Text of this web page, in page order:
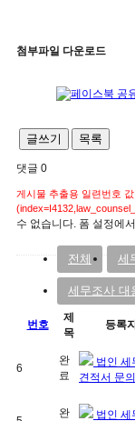
첨부파일 다운로드
글쓰기 목록
댓글 0
게시물 추출용 일련번호
수 없습니다. 폼 설정에
전체 세
세무조사 대
번호
제
목
등록
6
완
료
법인 세
견적서 문의
완 법인 세